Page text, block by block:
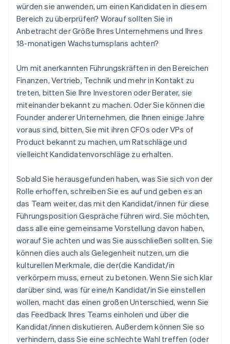
würden sie anwenden, um einen Kandidaten in diesem
Bereich zu überprüfen? Worauf sollten Sie in
Anbetracht der Größe Ihres Unternehmens und Ihres
18-monatigen Wachstumsplans achten?
Um mit anerkannten Führungskräften in den Bereichen
Finanzen, Vertrieb, Technik und mehr in Kontakt zu
treten, bitten Sie Ihre Investoren oder Berater, sie
miteinander bekannt zu machen. Oder Sie können die
Founder anderer Unternehmen, die Ihnen einige Jahre
voraus sind, bitten, Sie mit ihren CFOs oder VPs of
Product bekannt zu machen, um Ratschläge und
vielleicht Kandidatenvorschläge zu erhalten.
Sobald Sie herausgefunden haben, was Sie sich von der
Rolle erhoffen, schreiben Sie es auf und geben es an
das Team weiter, das mit den Kandidat/innen für diese
Führungsposition Gespräche führen wird. Sie möchten,
dass alle eine gemeinsame Vorstellung davon haben,
worauf Sie achten und was Sie ausschließen sollten. Sie
können dies auch als Gelegenheit nutzen, um die
kulturellen Merkmale, die der(die Kandidat/in
verkörpern muss, erneut zu betonen. Wenn Sie sich klar
darüber sind, was für eine/n Kandidat/in Sie einstellen
wollen, macht das einen großen Unterschied, wenn Sie
das Feedback Ihres Teams einholen und über die
Kandidat/innen diskutieren. Außerdem können Sie so
verhindern, dass Sie eine schlechte Wahl treffen (oder